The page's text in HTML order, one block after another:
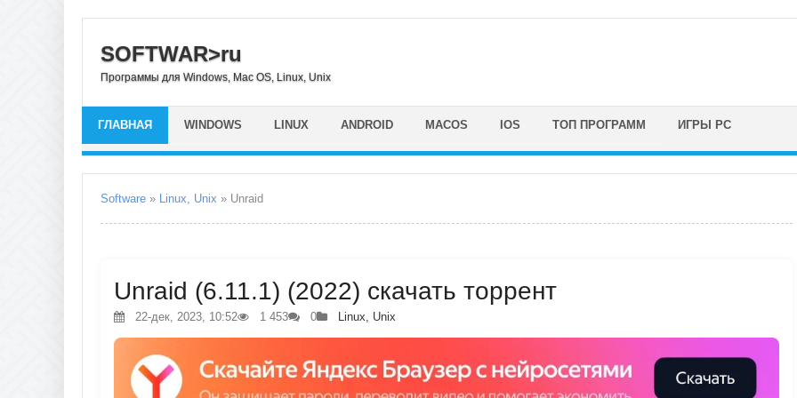
SOFTWAR>ru
Программы для Windows, Mac OS, Linux, Unix
ГЛАВНАЯ WINDOWS LINUX ANDROID MACOS IOS ТОП ПРОГРАММ ИГРЫ PC
Software » Linux, Unix » Unraid
Unraid (6.11.1) (2022) скачать торрент
22-дек, 2023, 10:52 1 453 0 Linux, Unix